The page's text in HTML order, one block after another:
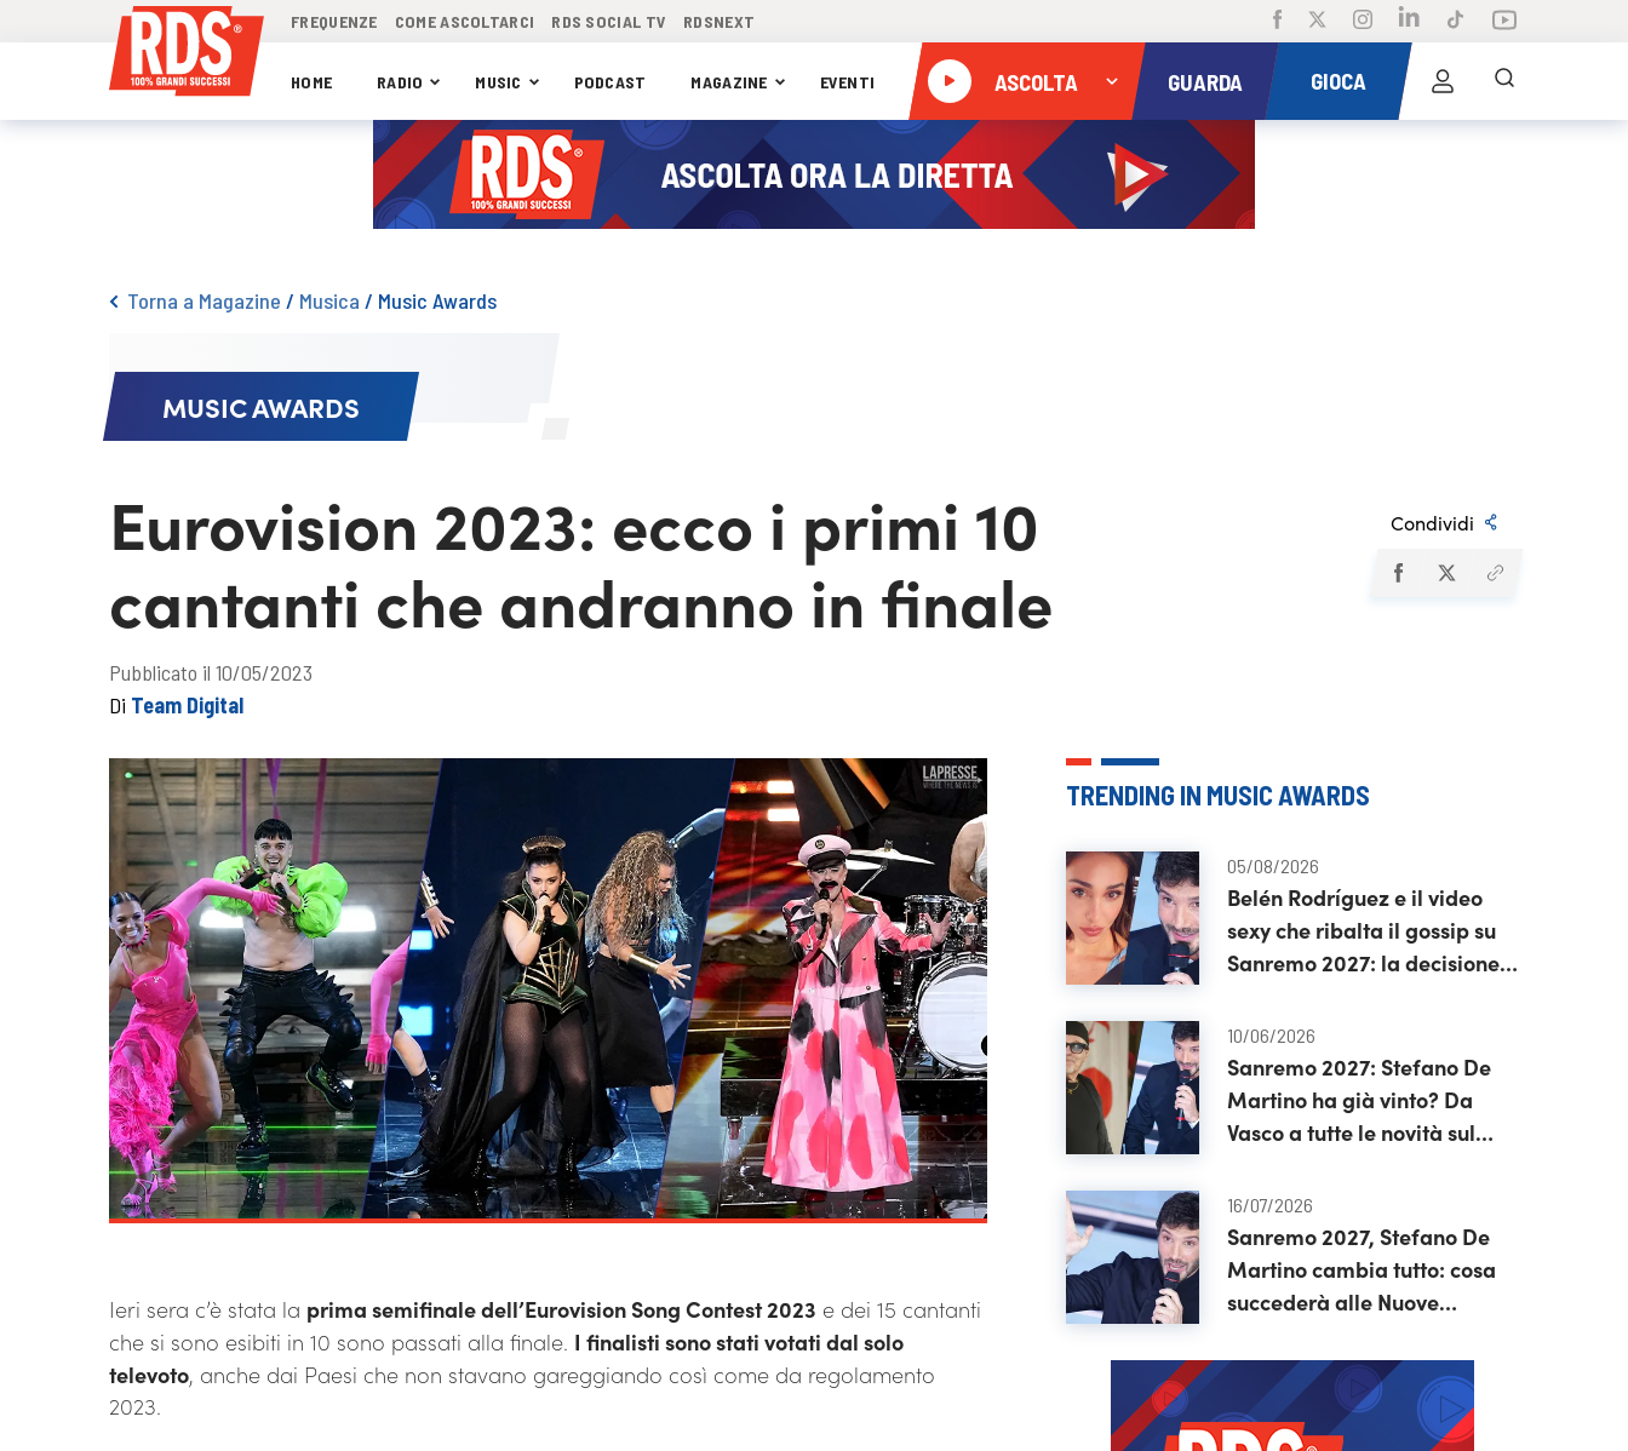
FREQUENZE COME ASCOLTARCI RDS SOCIAL TV RDSNEXT
HOME RADIO MUSIC PODCAST MAGAZINE EVENTI ASCOLTA GUARDA GIOCA
Torna a Magazine / Musica / Music Awards
MUSIC AWARDS
Eurovision 2023: ecco i primi 10
cantanti che andranno in finale
Condividi
Pubblicato il 10/05/2023
Di Team Digital
Ieri sera c’è stata la prima semifinale dell’Eurovision Song Contest 2023 e dei 15 cantanti
che si sono esibiti in 10 sono passati alla finale. I finalisti sono stati votati dal solo
televoto, anche dai Paesi che non stavano gareggiando così come da regolamento
2023.
TRENDING IN MUSIC AWARDS
05/08/2026
Belén Rodríguez e il video
sexy che ribalta il gossip su
Sanremo 2027: la decisione
10/06/2026
Sanremo 2027: Stefano De
Martino ha già vinto? Da
Vasco a tutte le novità sul
16/07/2026
Sanremo 2027, Stefano De
Martino cambia tutto: cosa
succederà alle Nuove